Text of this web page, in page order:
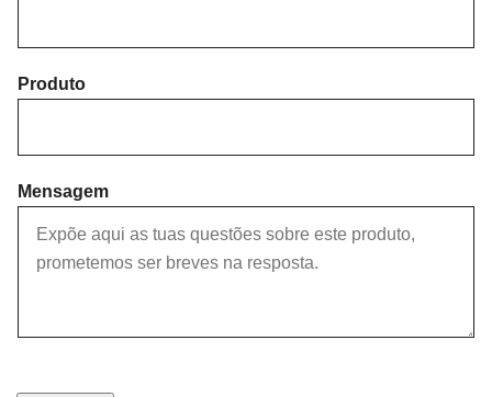
t
Produto
Mensagem